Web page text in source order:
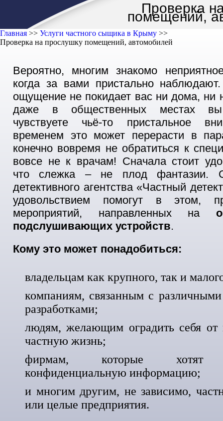
Проверка
помещений,
Главная >> Услуги частного сыщика в Крыму >>
Проверка на прослушку помещений, автомобилей
Вероятно, многим знакомо
когда за вами пристально
ощущение не покидает вас ни дома, ни
даже в общественных местах вы
чувствуете чьё-то пристальное
временем это может перерасти в
конечно вовремя не обратиться к
вовсе не к врачам! Сначала стоит
что слежка – не плод фантазии.
детективного агентства «Частный
удовольствием помогут в этом,
мероприятий, направленных на
подслушивающих устройств.
Кому это может понадобиться:
владельцам как крупного, так и
компаниям, связанным с
разработками;
людям, желающим оградить себя от
частную жизнь;
фирмам, которые хотят
конфиденциальную информацию;
и многим другим, не зависимо,
или целые предприятия.